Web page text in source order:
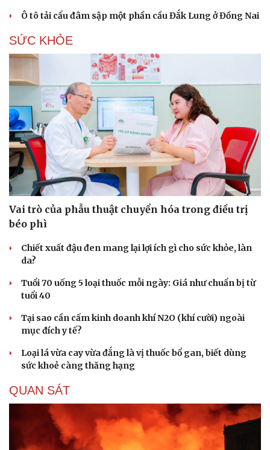
Du lịch
Tư vấn
check-in
Câu chuyện thời sự
Đọc truyện đêm khuya
Kể chuyện cho bé
Hạt giống tâm hồn
Ô tô tải cẩu đâm sập một phần cầu Đắk Lung ở Đồng Nai
SỨC KHỎE
Vai trò của phẫu thuật chuyển hóa trong điều trị
béo phì
Chiết xuất đậu đen mang lại lợi ích gì cho sức khỏe, làn
da?
Tuổi 70 uống 5 loại thuốc mỗi ngày: Giá như chuẩn bị từ
tuổi 40
Tại sao cần cấm kinh doanh khí N2O (khí cười) ngoài
mục đích y tế?
Loại lá vừa cay vừa đắng là vị thuốc bổ gan, biết dùng
sức khoẻ càng thăng hạng
QUAN SÁT